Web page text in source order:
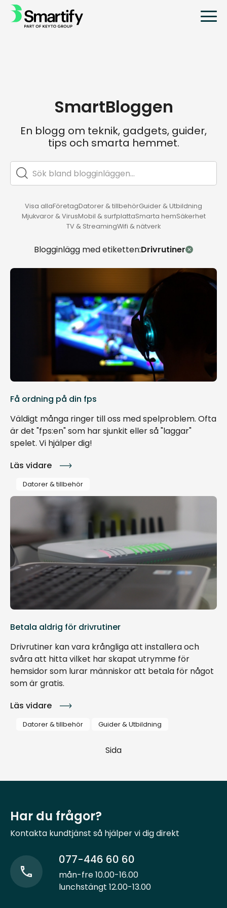
SmartBloggen
En blogg om teknik, gadgets, guider,
tips och smarta hemmet.
Visa allaFöretagDatorer & tillbehörGuider & Utbildning
Mjukvaror & VirusMobil & surfplattaSmarta hemSäkerhet
TV & StreamingWifi & nätverk
Blogginlägg med etiketten:Drivrutiner
Få ordning på din fps
Väldigt många ringer till oss med spelproblem. Ofta
är det "fps:en" som har sjunkit eller så "laggar"
spelet. Vi hjälper dig!
Läs vidare
Datorer & tillbehör
Betala aldrig för drivrutiner
Drivrutiner kan vara krångliga att installera och
svåra att hitta vilket har skapat utrymme för
hemsidor som lurar människor att betala för något
som är gratis.
Läs vidare
Datorer & tillbehör Guider & Utbildning
Sida
Har du frågor?
Kontakta kundtjänst så hjälper vi dig direkt
077-446 60 60
mån-fre 10.00-16.00
lunchstängt 12.00-13.00